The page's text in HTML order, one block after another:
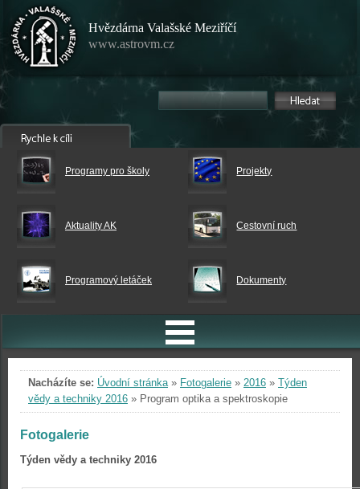
Hvězdárna Valašské Meziříčí
www.astrovm.cz
Programy pro školy Projekty
Aktuality AK Cestovní ruch
Programový letáček Dokumenty
Nacházíte se: Úvodní stránka» Fotogalerie » 2016 » Týden
vědy a techniky 2016 » Program optika a spektroskopie
Fotogalerie
Týden vědy a techniky 2016